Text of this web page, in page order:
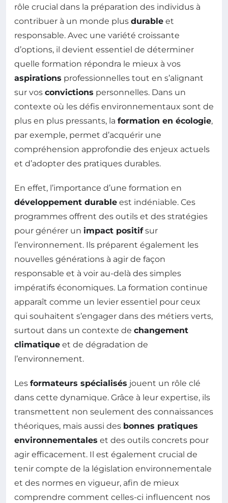
rôle crucial dans la préparation des individus à
contribuer à un monde plus durable et
responsable. Avec une variété croissante
d’options, il devient essentiel de déterminer
quelle formation répondra le mieux à vos
aspirations professionnelles tout en s’alignant
sur vos convictions personnelles. Dans un
contexte où les défis environnementaux sont de
plus en plus pressants, la formation en écologie,
par exemple, permet d’acquérir une
compréhension approfondie des enjeux actuels
et d’adopter des pratiques durables.
En effet, l’importance d’une formation en
développement durable est indéniable. Ces
programmes offrent des outils et des stratégies
pour générer un impact positifsur
l’environnement. Ils préparent également les
nouvelles générations à agir de façon
responsable et à voir au-delà des simples
impératifs économiques. La formation continue
apparaît comme un levier essentiel pour ceux
qui souhaitent s’engager dans des métiers verts,
surtout dans un contexte de changement
climatique et de dégradation de
l’environnement.
Les formateurs spécialisés jouent un rôle clé
dans cette dynamique. Grâce à leur expertise, ils
transmettent non seulement des connaissances
théoriques, mais aussi des bonnes pratiques
environnementales et des outils concrets pour
agir efficacement. Il est également crucial de
tenir compte de la législation environnementale
et des normes en vigueur, afin de mieux
comprendre comment celles-ci influencent nos